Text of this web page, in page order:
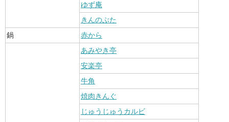
ゆず庵
きんのぶた
鍋
赤から
あみやき亭
安楽亭
牛角
焼肉きんぐ
じゅうじゅうカルビ